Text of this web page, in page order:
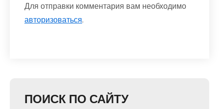
Для отправки комментария вам необходимо
авторизоваться.
ПОИСК ПО САЙТУ